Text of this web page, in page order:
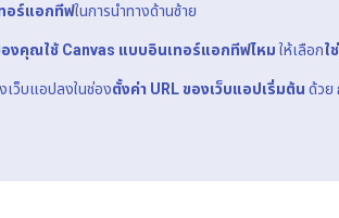
อร์แอกทีฟในการนำทางด้านซ้าย
ของคุณใช้ Canvas แบบอินเทอร์แอกทีฟไหม ให้เลือกใช่
เว็บแอปลงในช่องตั้งค่า URL ของเว็บแอปเริ่มต้น ด้วย